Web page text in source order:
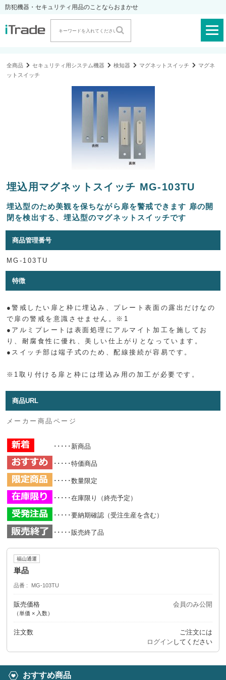
防犯機器・セキュリティ用品のことならおまかせ
全商品 セキュリティ用システム機器 検知器 マグネットスイッチ
マグネ
ットスイッチ
埋込用マグネットスイッチ MG-103TU
埋込型のため美観を保ちながら扉を警戒できます 扉の開
閉を検出する、埋込型のマグネットスイッチです
商品管理番号
MG-103TU
特徴
●警戒したい扉と枠に埋込み、プレート表面の露出だけなの
で扉の警戒を意識させません。※1
●アルミプレートは表面処理にアルマイト加工を施してお
り、耐腐食性に優れ、美しい仕上がりとなっています。
●スイッチ部は端子式のため、配線接続が容易です。
※1取り付ける扉と枠には埋込み用の加工が必要です。
商品URL
メーカー商品ページ
･････新商品
･････特価商品
･････数量限定
･････在庫限り（終売予定）
･････要納期確認（受注生産を含む）
･････販売終了品
福山通運
単品
品番 MG-103TU
販売価格
（単価 × 入数）
会員のみ公開
注文数
ご注文には
ログイン してください
おすすめ商品